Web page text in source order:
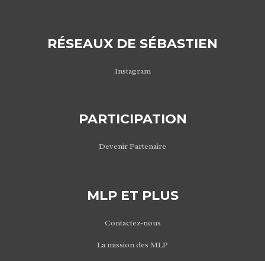
RÉSEAUX DE SÉBASTIEN
Instagram
PARTICIPATION
Devenir Partenaire
MLP ET PLUS
Contactez-nous
La mission des MLP